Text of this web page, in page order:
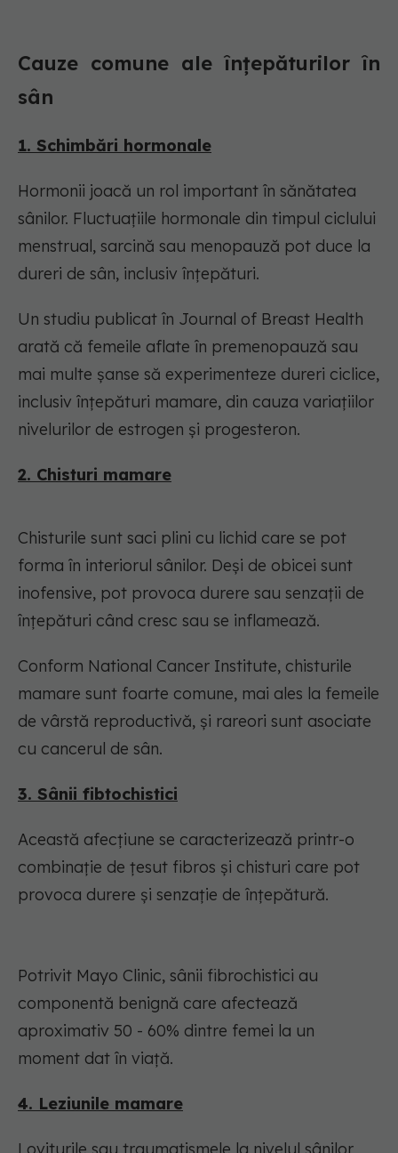
Cauze comune ale înțepăturilor în
sân
1. Schimbări hormonale
Hormonii joacă un rol important în sănătatea
sânilor. Fluctuațiile hormonale din timpul ciclului
menstrual, sarcină sau menopauză pot duce la
dureri de sân, inclusiv înțepături.
Un studiu publicat în Journal of Breast Health
arată că femeile aflate în premenopauză sau
mai multe șanse să experimenteze dureri ciclice,
inclusiv înțepături mamare, din cauza variațiilor
nivelurilor de estrogen și progesteron.
2. Chisturi mamare
Chisturile sunt saci plini cu lichid care se pot
forma în interiorul sânilor. Deși de obicei sunt
inofensive, pot provoca durere sau senzații de
înțepături când cresc sau se inflamează.
Conform National Cancer Institute, chisturile
mamare sunt foarte comune, mai ales la femeile
de vârstă reproductivă, și rareori sunt asociate
cu cancerul de sân.
3. Sânii fibtochistici
Această afecțiune se caracterizează printr-o
combinație de țesut fibros și chisturi care pot
provoca durere și senzație de înțepătură.
Potrivit Mayo Clinic, sânii fibrochistici au
componentă benignă care afectează
aproximativ 50 - 60% dintre femei la un
moment dat în viață.
4. Leziunile mamare